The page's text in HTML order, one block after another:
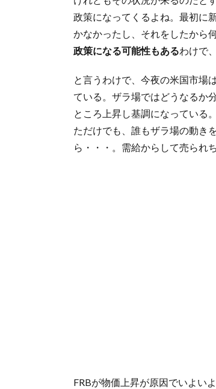
政策になってくるよね。最初に
かなかったし、それをしたから
政策になる可能性もあるわけで
と言うわけで、今夜の米国市場
ている。ザラ場ではどうなるか
ところ上昇し基調になっている
ただけでも、誰もザラ場の動き
ら・・・。需給からして売られ
FRBが物価上昇が原因でいよい